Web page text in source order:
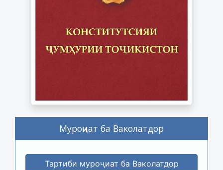
Муроҷиат ба Ваколатдор
Тартиби муроҷиат ба Ваколатдор